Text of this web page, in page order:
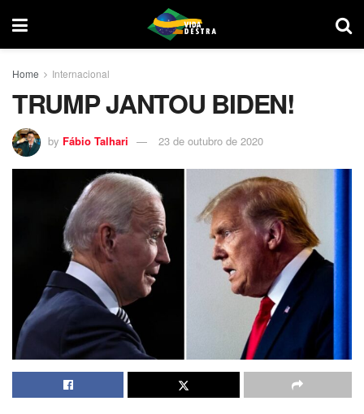
Home Internacional
TRUMP JANTOU BIDEN!
by Fábio Talhari 23 de outubro de 2020